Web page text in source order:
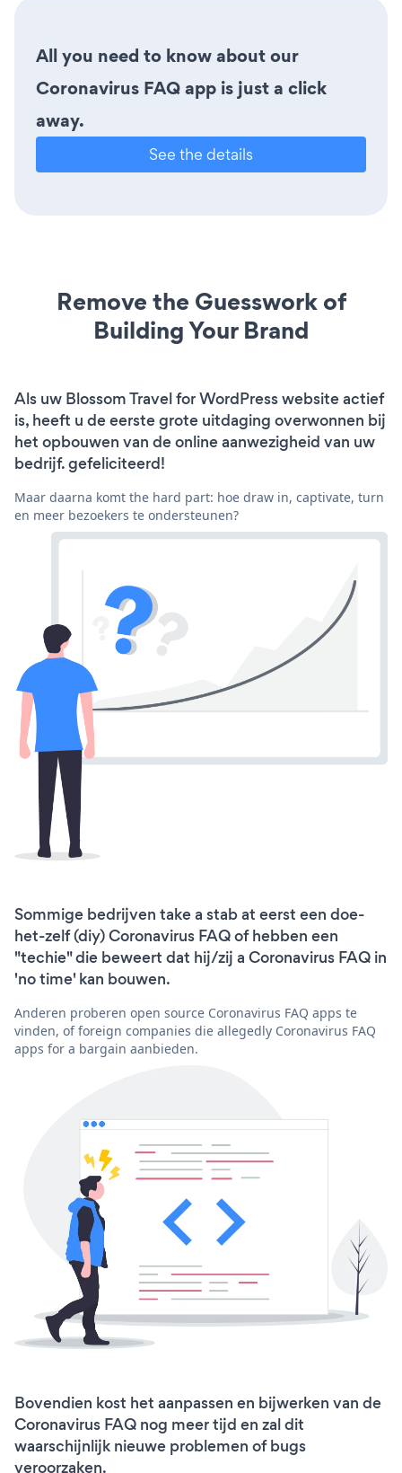
All you need to know about our
Coronavirus FAQ app is just a click
away.
See the details
Remove the Guesswork of
Building Your Brand
Als uw Blossom Travel for WordPress website actief
is, heeft u de eerste grote uitdaging overwonnen bij
het opbouwen van de online aanwezigheid van uw
bedrijf. gefeliciteerd!
Maar daarna komt the hard part: hoe draw in, captivate, turn
en meer bezoekers te ondersteunen?
Sommige bedrijven take a stab at eerst een doe-
het-zelf (diy) Coronavirus FAQ of hebben een
"techie" die beweert dat hij/zij a Coronavirus FAQ in
'no time' kan bouwen.
Anderen proberen open source Coronavirus FAQ apps te
vinden, of foreign companies die allegedly Coronavirus FAQ
apps for a bargain aanbieden.
Bovendien kost het aanpassen en bijwerken van de
Coronavirus FAQ nog meer tijd en zal dit
waarschijnlijk nieuwe problemen of bugs
veroorzaken.